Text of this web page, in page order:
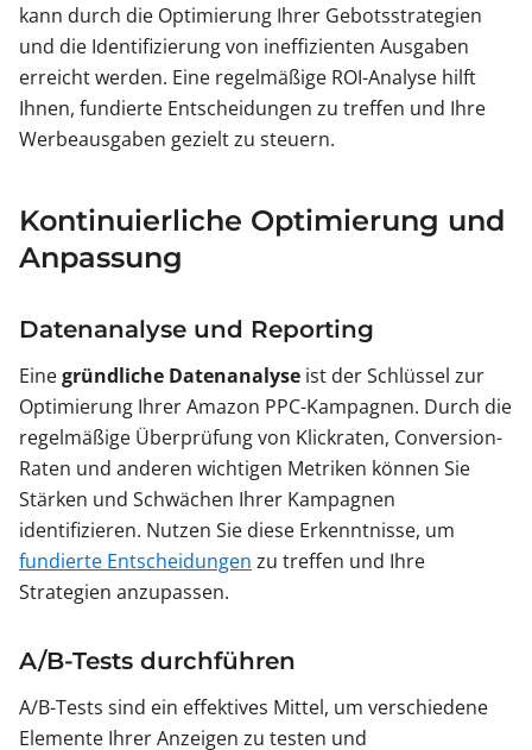
kann durch die Optimierung Ihrer Gebotsstrategien
und die Identifizierung von ineffizienten Ausgaben
erreicht werden. Eine regelmäßige ROI-Analyse hilft
Ihnen, fundierte Entscheidungen zu treffen und Ihre
Werbeausgaben gezielt zu steuern.
Kontinuierliche Optimierung und
Anpassung
Datenanalyse und Reporting
Einegründliche Datenanalyse ist der Schlüssel zur
Optimierung Ihrer Amazon PPC-Kampagnen. Durch die
regelmäßige Überprüfung von Klickraten, Conversion-
Raten und anderen wichtigen Metriken können Sie
Stärken und Schwächen Ihrer Kampagnen
identifizieren. Nutzen Sie diese Erkenntnisse, um
fundierte Entscheidungen zu treffen und Ihre
Strategien anzupassen.
A/B-Tests durchführen
A/B-Tests sind ein effektives Mittel, um verschiedene
Elemente Ihrer Anzeigen zu testen und